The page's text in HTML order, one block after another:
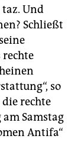
taz. Und
Schließt
rechte
so
rechte
Samstag
Antifa“